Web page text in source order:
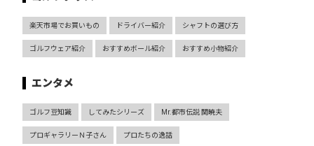
楽天市場でお買いもの ドライバー紹介 シャフトの選び方
ゴルフウェア紹介 おすすめボール紹介 おすすめ小物紹介
エンタメ
ゴルフ豆知識 してみたシリーズ Mr.都市伝説 関暁夫
プロギャラリーＮ子さん プロたちの逸話